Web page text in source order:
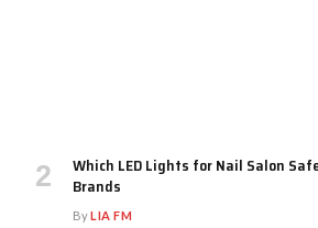
Which LED Lights for Nail Salon
Brands
ByLIA FM